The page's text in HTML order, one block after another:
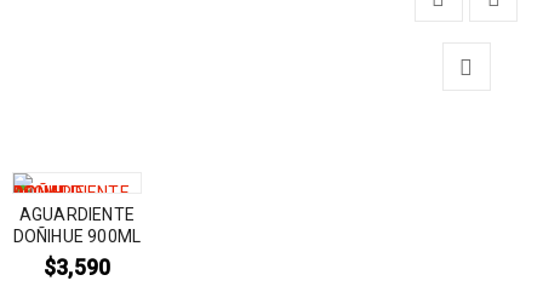
AGUARDIENTE
DOÑIHUE 900ML
$3,590